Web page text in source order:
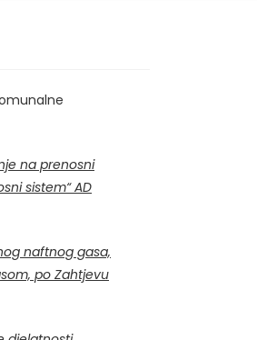
na prenosni
sistem“ AD
naftnog gasa,
po Zahtjevu